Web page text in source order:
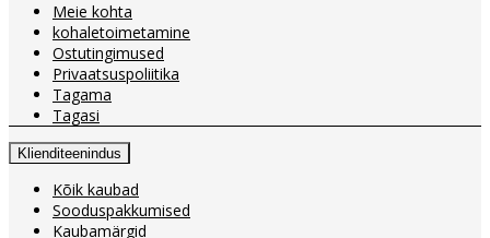
Meie kohta
kohaletoimetamine
Ostutingimused
Privaatsuspoliitika
Tagama
Tagasi
Klienditeenindus
Kõik kaubad
Sooduspakkumised
Kaubamärgid